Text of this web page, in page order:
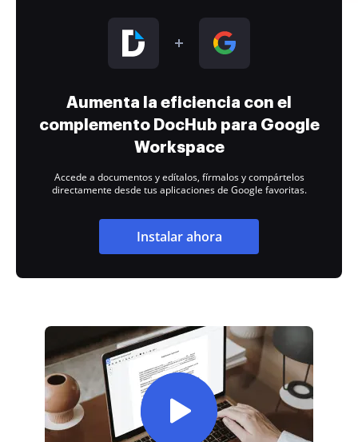
Aumenta la eficiencia con el
complemento DocHub para Google
Workspace
Accede a documentos y edítalos, fírmalos y compártelos
directamente desde tus aplicaciones de Google favoritas.
Instalar ahora